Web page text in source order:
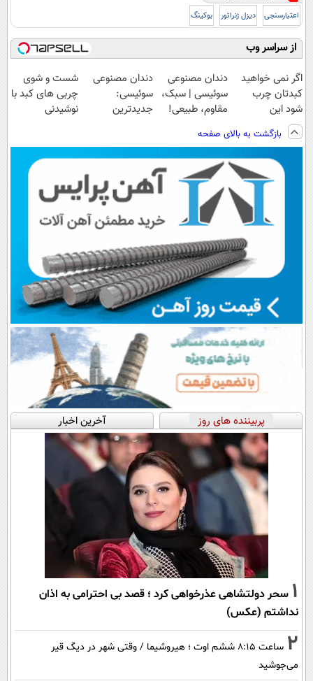
اعتبارسنجی دیزل ژنراتور بوکینگ
از سراسر وب
اگر نمی خواهید
کبدتان چرب
شود این
نوشیدنی خوش
طعم را بنوشید
دندان مصنوعی
سوئیسی | سبک،
مقاوم، طبیعی!
رایگان+پرداخت
اقساطی😍
دندان مصنوعی
سوئیسی:
جدیدترین
پرداخت قسطی
شست و شوی
چربی های کبد با
نوشیدنی
بازگشت به بالای صفحه
پربیننده های روز آخرین اخبار
1 سحر دولتشاهی عذرخواهی کرد ؛ قصد بی احترامی به اذان
نداشتم (عکس)
2
ساعت ۸:۱۵ ششم اوت ؛ هیروشیما / وقتی شهر در دیگ قیر
می‌جوشید